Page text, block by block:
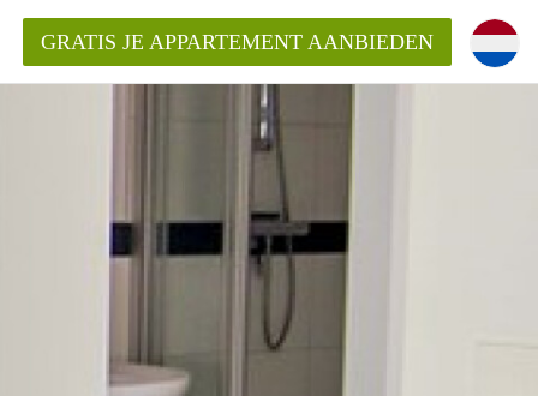
het aangeboden
GRATIS JE APPARTEMENT AANBIEDEN